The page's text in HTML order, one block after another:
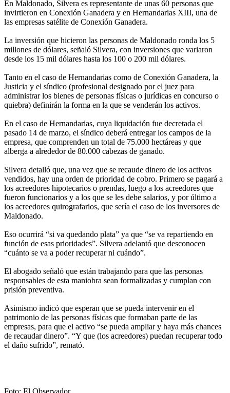
En Maldonado, Silvera es representante de unas 60 personas que
invirtieron en Conexión Ganadera y en Hernandarias XIII, una de
las empresas satélite de Conexión Ganadera.
La inversión que hicieron las personas de Maldonado ronda los 5
millones de dólares, señaló Silvera, con inversiones que variaron
desde los 15 mil dólares hasta los 100 o 200 mil dólares.
Tanto en el caso de Hernandarias como de Conexión Ganadera, la
Justicia y el síndico (profesional designado por el juez para
administrar los bienes de personas físicas o jurídicas en concurso o
quiebra) definirán la forma en la que se venderán los activos.
En el caso de Hernandarias, cuya liquidación fue decretada el
pasado 14 de marzo, el síndico deberá entregar los campos de la
empresa, que comprenden un total de 75.000 hectáreas y que
alberga a alrededor de 80.000 cabezas de ganado.
Silvera detalló que, una vez que se recaude dinero de los activos
vendidos, hay una orden de prioridad de cobro. Primero se pagará a
los acreedores hipotecarios o prendas, luego a los acreedores que
fueron funcionarios y a los que se les debe salarios, y por último a
los acreedores quirografarios, que sería el caso de los inversores de
Maldonado.
Eso ocurrirá “si va quedando plata” ya que “se va repartiendo en
función de esas prioridades”. Silvera adelantó que desconocen
“cuánto se va a poder recuperar ni cuándo”.
El abogado señaló que están trabajando para que las personas
responsables de esta maniobra sean formalizadas y cumplan con
prisión preventiva.
Asimismo indicó que esperan que se pueda intervenir en el
patrimonio de las personas físicas que formaban parte de las
empresas, para que el activo “se pueda ampliar y haya más chances
de recaudar dinero”. “Y que (los acreedores) puedan recuperar todo
el daño sufrido”, remató.
Foto: El Observador